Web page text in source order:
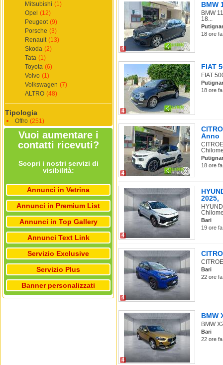
Mitsubishi (1)
Opel (12)
Peugeot (9)
Porsche (3)
Renault (13)
Skoda (2)
Tata (1)
Toyota (6)
Volvo (1)
Volkswagen (7)
ALTRO (48)
Tipologia
Offro (251)
Vuoi aumentare i
contatti ricevuti?
Scopri i nostri servizi di
visibilità:
Annunci in Vetrina
Annunci in Premium List
Annunci in Top Gallery
Annunci Text Link
Servizio Exclusive
Servizio Plus
Banner personalizzati
4
BMW
BMW
18...
18 ore
4
FIAT
FIAT
18 ore
4
Anno
18 ore
4
2025,
Bari
19 ore
4
Bari
22 ore
4
BMW
BMW
Bari
22 ore